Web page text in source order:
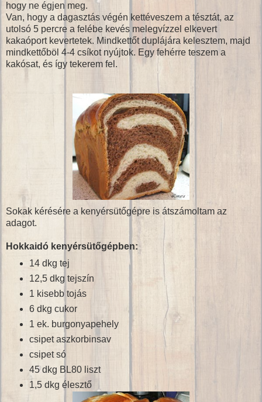
hogy ne égjen meg.
Van, hogy a dagasztás végén kettéveszem a tésztát, az
utolsó 5 percre a felébe kevés melegvízzel elkevert
kakaóport kevertetek. Mindkettőt duplájára kelesztem, majd
mindkettőböl 4-4 csíkot nyújtok. Egy fehérre teszem a
kakósat, és így tekerem fel.
Sokak kérésére a kenyérsütőgépre is átszámoltam az
adagot.
Hokkaidó kenyérsütőgépben:
14 dkg tej
12,5 dkg tejszín
1 kisebb tojás
6 dkg cukor
1 ek. burgonyapehely
csipet aszkorbinsav
csipet só
45 dkg BL80 liszt
1,5 dkg élesztő